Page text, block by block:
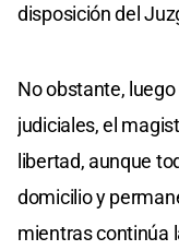
disposición del
No obstante,
judiciales, el
libertad, aunque
domicilio y
mientras continúa